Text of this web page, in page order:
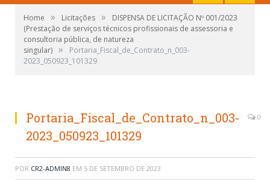
Home » Licitações »
DISPENSA DE LICITAÇÃO Nº 001/2023
(Prestação de serviços técnicos profissionais de assessoria e
consultoria pública, de natureza
singular) »
Portaria_Fiscal_de_Contrato_n_003-
2023_050923_101329
Portaria_Fiscal_de_Contrato_n_003-
2023_050923_101329
0
POR CR2-ADMIN8 EM 5 DE SETEMBRO DE 2023